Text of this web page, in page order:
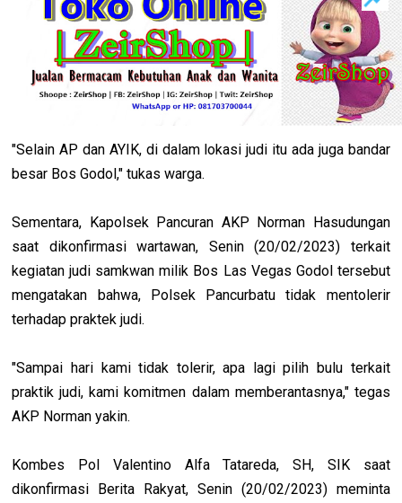
"Selain AP dan AYIK, di dalam lokasi judi itu ada juga bandar
besar Bos Godol," tukas warga.
Sementara, Kapolsek Pancuran AKP Norman Hasudungan
saat dikonfirmasi wartawan, Senin (20/02/2023) terkait
kegiatan judi samkwan milik Bos Las Vegas Godol tersebut
mengatakan bahwa, Polsek Pancurbatu tidak mentolerir
terhadap praktek judi.
"Sampai hari kami tidak tolerir, apa lagi pilih bulu terkait
praktik judi, kami komitmen dalam memberantasnya," tegas
AKP Norman yakin.
Kombes Pol Valentino Alfa Tatareda, SH, SIK saat
dikonfirmasi Berita Rakyat, Senin (20/02/2023) meminta